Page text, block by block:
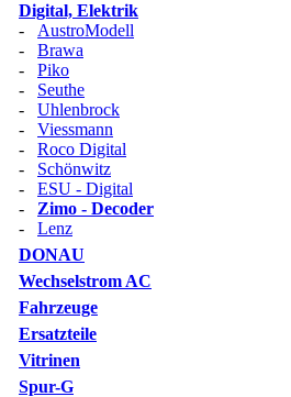
Digital, Elektrik
- AustroModell
- Brawa
- Piko
- Seuthe
- Uhlenbrock
- Viessmann
- Roco Digital
- Schönwitz
- ESU - Digital
- Zimo - Decoder
- Lenz
DONAU
Wechselstrom AC
Fahrzeuge
Ersatzteile
Vitrinen
Spur-G